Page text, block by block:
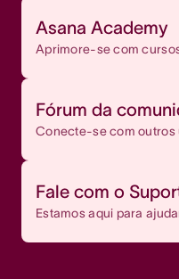
Asana Academy
Aprimore-se com
Fórum da
Conecte-se com outros
Fale com o
Estamos aqui para